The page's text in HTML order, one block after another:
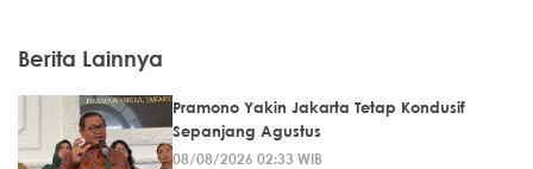
Berita Lainnya
Pramono Yakin Jakarta Tetap Kondusif
Sepanjang Agustus
08/08/2026 02:33 WIB